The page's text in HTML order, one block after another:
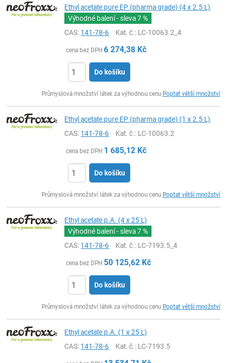
Ethyl acetate pure EP (pharma grade) (4 x 2.5 L)
Výhodné balení - sleva7 %
CAS: 141-78-6 Kat. č.: LC-10063.2_4
cena bez DPH 6 274,38 Kč
Do košíku
Průmyslová množství látek za výhodnou cenu Poptat větší množství
Ethyl acetate pure EP (pharma grade) (1 x 2.5 L)
CAS: 141-78-6 Kat. č.: LC-10063.2
cena bez DPH 1 685,12 Kč
Do košíku
Průmyslová množství látek za výhodnou cenu Poptat větší množství
Ethyl acetate p.A. (4 x 25 L)
Výhodné balení - sleva7 %
CAS: 141-78-6 Kat. č.: LC-7193.5_4
cena bez DPH 50 125,62 Kč
Do košíku
Průmyslová množství látek za výhodnou cenu Poptat větší množství
Ethyl acetate p.A. (1 x 25 L)
CAS: 141-78-6 Kat. č.: LC-7193.5